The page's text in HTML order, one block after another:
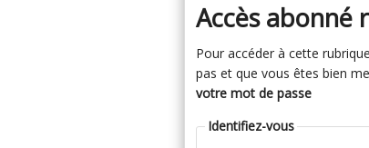
Accès abonné
Pour accéder à cette
pas et que vous êtes bien
votre mot de passe
Identifiez-vous